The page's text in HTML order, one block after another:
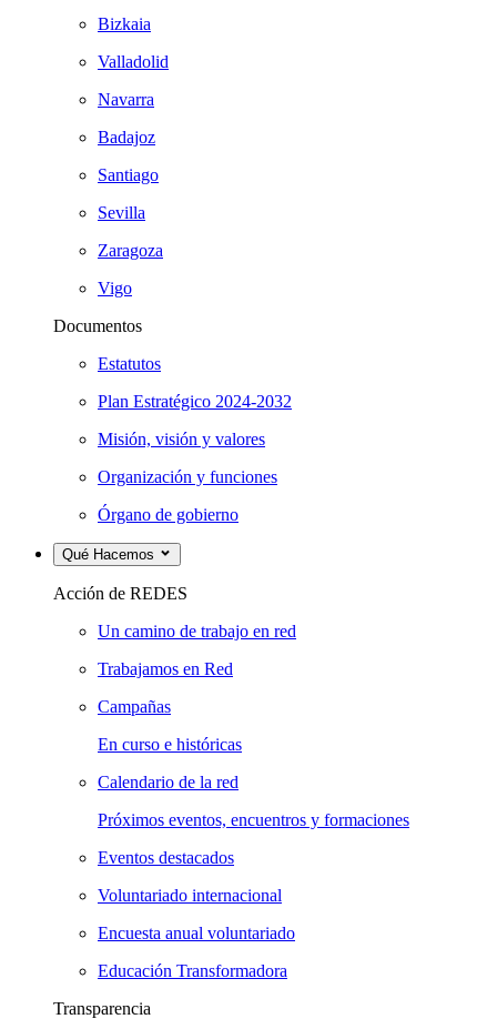
Bizkaia
Valladolid
Navarra
Badajoz
Santiago
Sevilla
Zaragoza
Vigo
Documentos
Estatutos
Plan Estratégico 2024-2032
Misión, visión y valores
Organización y funciones
Órgano de gobierno
Qué Hacemos
Acción de REDES
Un camino de trabajo en red
Trabajamos en Red
Campañas
En curso e históricas
Calendario de la red
Próximos eventos, encuentros y formaciones
Eventos destacados
Voluntariado internacional
Encuesta anual voluntariado
Educación Transformadora
Transparencia